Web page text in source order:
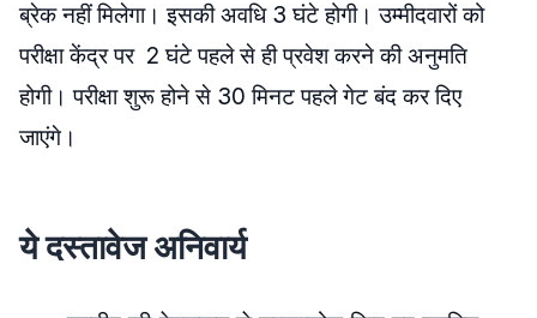
ब्रेक नहीं मिलेगा। इसकी अवधि 3 घंटे होगी। उम्मीदवारों को
परीक्षा केंद्र पर 2 घंटे पहले से ही प्रवेश करने की अनुमति
होगी। परीक्षा शुरू होने से 30 मिनट पहले गेट बंद कर दिए
जाएंगे।
ये दस्तावेज अनिवार्य